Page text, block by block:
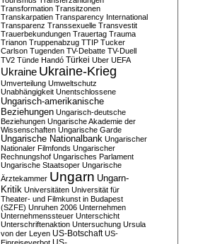
Transformation Transitzonen
Transkarpatien Transparency International
Transparenz Transsexuelle Transvestit
Trauerbekundungen Trauertag Trauma
Trianon Truppenabzug TTIP Tucker
Carlson Tugenden TV-Debatte TV-Duell
TV2 Tünde Handó Türkei Uber UEFA
Ukraine Ukraine-Krieg
Umverteilung Umweltschutz
Unabhängigkeit Unentschlossene
Ungarisch-amerikanische
Beziehungen Ungarisch-deutsche
Beziehungen Ungarische Akademie der
Wissenschaften Ungarische Garde
Ungarische Nationalbank Ungarischer
Nationaler Filmfonds Ungarischer
Rechnungshof Ungarisches Parlament
Ungarische Staatsoper Ungarische
Ärztekammer Ungarn Ungarn-
Kritik Universitäten Universität für
Theater- und Filmkunst in Budapest
(SZFE) Unruhen 2006 Unternehmen
Unternehmenssteuer Unterschicht
Unterschriftenaktion Untersuchung Ursula
von der Leyen US-Botschaft US-